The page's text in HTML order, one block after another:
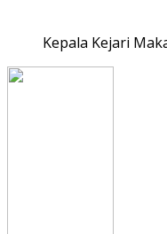
Kepala Kejari